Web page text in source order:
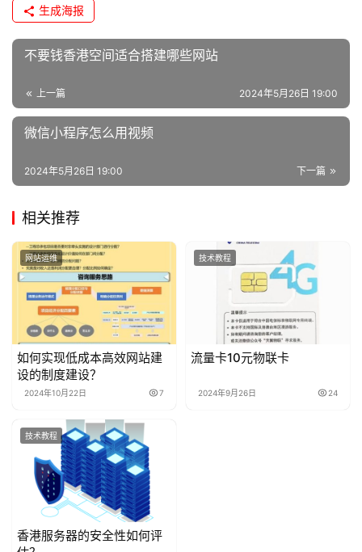
生成海报
不要钱香港空间适合搭建哪些网站
上一篇 2024年5月26日 19:00
微信小程序怎么用视频
下一篇
2024年5月26日 19:00
相关推荐
网站运维
如何实现低成本高效网站建
设的制度建设？
2024年10月22日 7
技术教程
流量卡10元物联卡
2024年9月26日 24
技术教程
香港服务器的安全性如何评